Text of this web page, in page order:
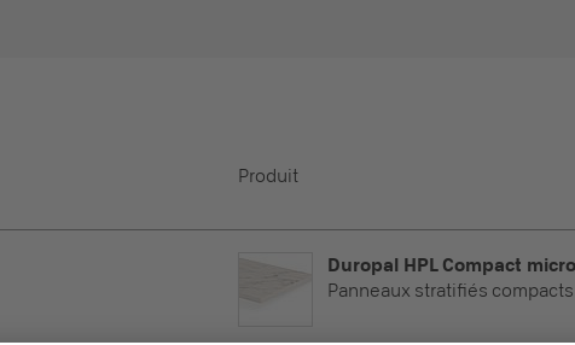
Produit
Duropal HPL Compact
Panneaux stratifiés compacts